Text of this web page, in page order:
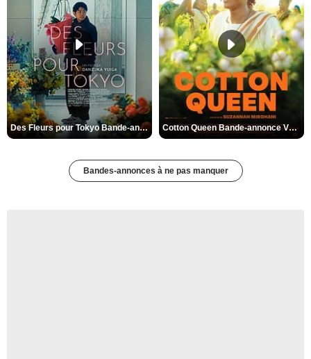
Des Fleurs pour Tokyo Bande-annonce VO STFR Cotton Queen Bande-annonce VO STFR
Bandes-annonces à ne pas manquer